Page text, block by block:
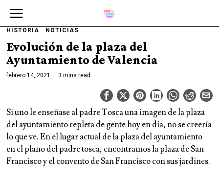
HISTORIA · NOTICIAS
Evolución de la plaza del
Ayuntamiento de Valencia
febrero 14, 2021 3 mins read
Si uno le enseñase al padre Tosca una imagen de la plaza
del ayuntamiento repleta de gente hoy en día, no se creería
lo que ve. En el lugar actual de la plaza del ayuntamiento
en el plano del padre tosca, encontramos la plaza de San
Francisco y el convento de San Francisco con sus jardines.